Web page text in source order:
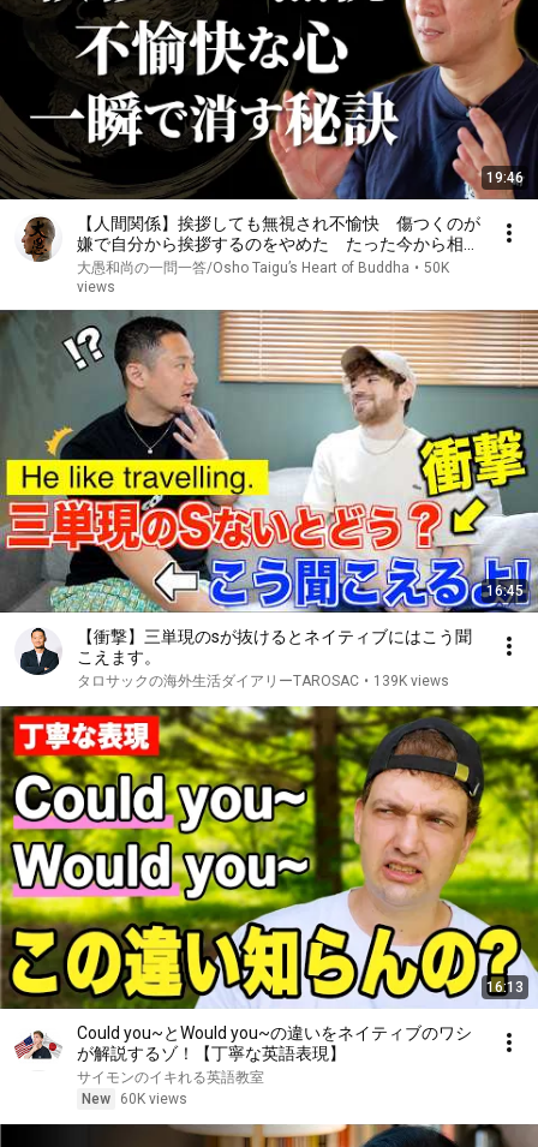
19:46
【人間関係】挨拶しても無視され不愉快 傷つくのが
嫌で自分から挨拶するのをやめた たった今から相手
の返事に振り回されずに済む｢考え方｣｜大愚和尚の一
問一答
大愚和尚の一問一答/Osho Taigu’s Heart of Buddha • 50K
views
16:45
【衝撃】三単現のsが抜けるとネイティブにはこう聞
こえます。
タロサックの海外生活ダイアリーTAROSAC • 139K views
16:13
Could you~とWould you~の違いをネイティブのワシ
が解説するゾ！【丁寧な英語表現】
サイモンのイキれる英語教室
New
60K views